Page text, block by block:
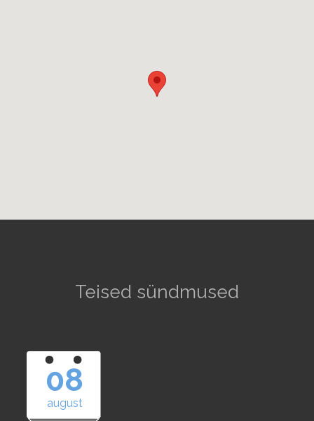
Teised sündmused
08
august